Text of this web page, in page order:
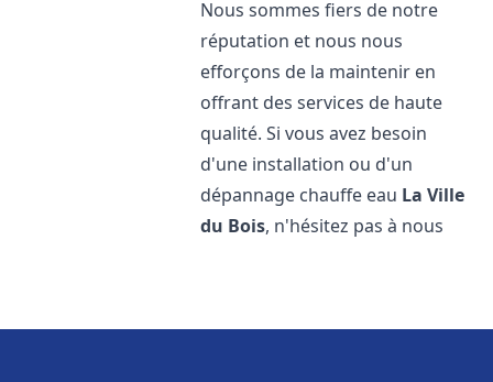
Nous sommes fiers de notre
réputation et nous nous
efforçons de la maintenir en
offrant des services de haute
qualité. Si vous avez besoin
d'une installation ou d'un
dépannage chauffe eau La Ville
du Bois, n'hésitez pas à nous